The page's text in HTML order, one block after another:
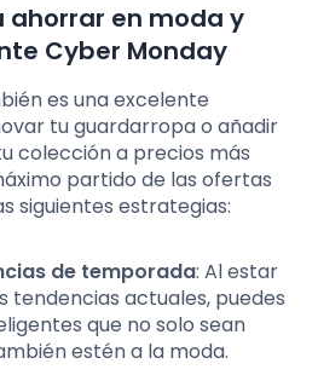
ahorrar en moda y
Cyber Monday
es una excelente
tu guardarropa o añadir
colección a precios más
partido de las ofertas
siguientes estrategias:
de temporada: Al estar
tendencias actuales, puedes
que no solo sean
estén a la moda.